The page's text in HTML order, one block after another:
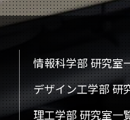
情報科学部 研究室
デザイン工学部 研
理工学部 研究室一